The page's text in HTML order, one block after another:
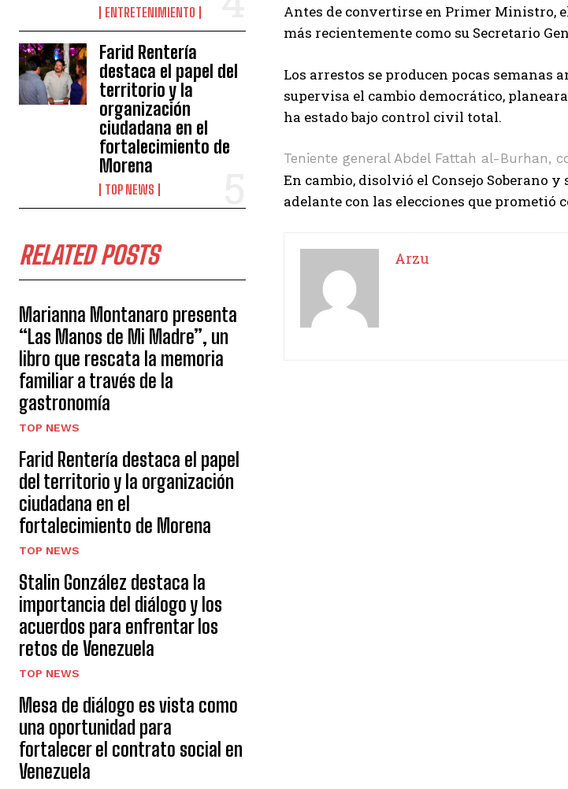
ENTRETENIMIENTO
Farid Rentería
destaca el papel del
territorio y la
organización
ciudadana en el
fortalecimiento de
Morena
TOP NEWS
RELATED POSTS
Marianna Montanaro presenta
“Las Manos de Mi Madre”, un
libro que rescata la memoria
familiar a través de la
gastronomía
TOP NEWS
Farid Rentería destaca el papel
del territorio y la organización
ciudadana en el
fortalecimiento de Morena
TOP NEWS
Stalin González destaca la
importancia del diálogo y los
acuerdos para enfrentar los
retos de Venezuela
TOP NEWS
Mesa de diálogo es vista como
una oportunidad para
fortalecer el contrato social en
Venezuela
Antes de convertirse en Primer Ministro,
más recientemente como su Secretario
Los arrestos se producen pocas semanas
supervisa el cambio democrático,
ha estado bajo control civil total.
Teniente general Abdel Fattah al-Burhan,
En cambio, disolvió el Consejo Soberano
adelante con las elecciones que prometió
Arzu